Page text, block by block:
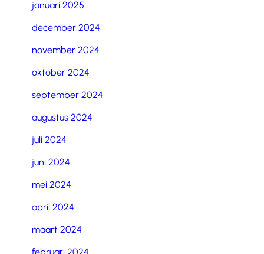
januari 2025
december 2024
november 2024
oktober 2024
september 2024
augustus 2024
juli 2024
juni 2024
mei 2024
april 2024
maart 2024